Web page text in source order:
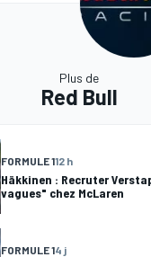
Plus de
Red Bull
FORMULE 112 h
Häkkinen : Recruter
vagues" chez McLaren
FORMULE 14 j